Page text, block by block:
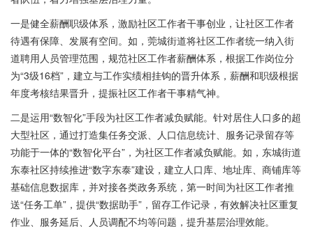
一是健全薪酬职级体系，激励社区工作者干事创业，让社区工作者
待遇有保障、发展有空间。如，莞城街道将社区工作者统一纳入街
道聘用人员管理范围，规范社区工作者薪酬体系，根据工作岗位分
为“3级16档”，建立与工作实绩相挂钩的晋升体系，薪酬和职级根据
年度考核结果晋升，提振社区工作者干事精气神。
二是运用“数智化”手段为社区工作者减负赋能。针对居住人口多的超
大型社区，通过打造集任务交派、人口信息统计、服务记录留存等
功能于一体的“数智化平台”，为社区工作者减负赋能。如，东城街道
东泰社区持续推进“数字东泰”建设，建立人口库、地址库、商铺库等
基础信息数据库，并对接各类政务系统，第一时间为社区工作者推
送“任务工单”，提供“数据助手”，留存工作记录，有效解决社区重复
作业、服务延后、人员调配不均等问题，提升基层治理效能。